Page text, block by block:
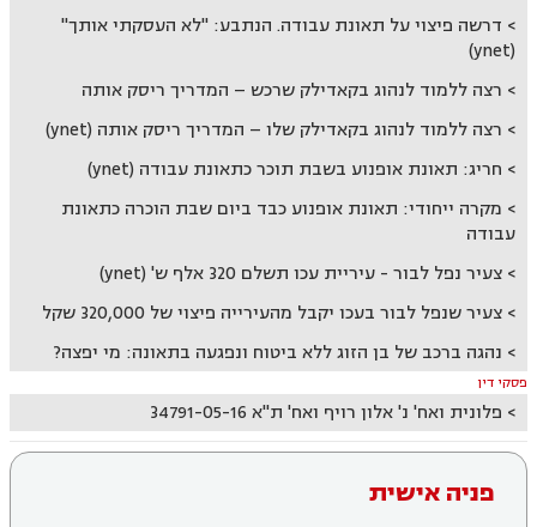
דרשה פיצוי על תאונת עבודה. הנתבע: "לא העסקתי אותך"
(ynet)
רצה ללמוד לנהוג בקאדילק שרכש – המדריך ריסק אותה
רצה ללמוד לנהוג בקאדילק שלו – המדריך ריסק אותה (ynet)
חריג: תאונת אופנוע בשבת תוכר כתאונת עבודה (ynet)
מקרה ייחודי: תאונת אופנוע כבד ביום שבת הוכרה כתאונת
עבודה
צעיר נפל לבור - עיריית עכו תשלם 320 אלף ש' (ynet)
צעיר שנפל לבור בעכו יקבל מהעירייה פיצוי של 320,000 שקל
נהגה ברכב של בן הזוג ללא ביטוח ונפגעה בתאונה: מי יפצה?
פסקי דין
פלונית ואח' נ' אלון רויף ואח' ת"א 34791-05-16
פניה אישית